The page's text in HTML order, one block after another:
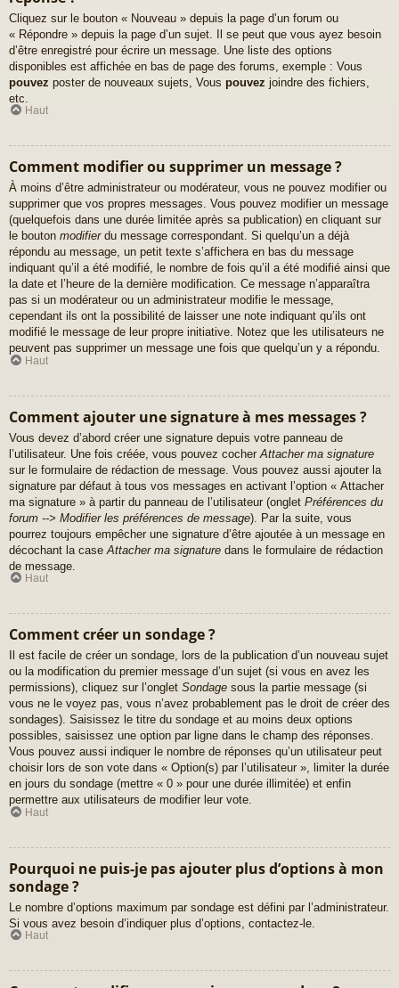
Cliquez sur le bouton « Nouveau » depuis la page d’un forum ou
« Répondre » depuis la page d’un sujet. Il se peut que vous ayez besoin
d’être enregistré pour écrire un message. Une liste des options
disponibles est affichée en bas de page des forums, exemple : Vous
pouvez poster de nouveaux sujets, Vous pouvez joindre des fichiers,
etc.
Haut
Comment modifier ou supprimer un message ?
À moins d’être administrateur ou modérateur, vous ne pouvez modifier ou
supprimer que vos propres messages. Vous pouvez modifier un message
(quelquefois dans une durée limitée après sa publication) en cliquant sur
le bouton modifierdu message correspondant. Si quelqu’un a déjà
répondu au message, un petit texte s’affichera en bas du message
indiquant qu’il a été modifié, le nombre de fois qu’il a été modifié ainsi que
la date et l’heure de la dernière modification. Ce message n’apparaîtra
pas si un modérateur ou un administrateur modifie le message,
cependant ils ont la possibilité de laisser une note indiquant qu’ils ont
modifié le message de leur propre initiative. Notez que les utilisateurs ne
peuvent pas supprimer un message une fois que quelqu’un y a répondu.
Haut
Comment ajouter une signature à mes messages ?
Vous devez d’abord créer une signature depuis votre panneau de
l’utilisateur. Une fois créée, vous pouvez cocher Attacher ma signature
sur le formulaire de rédaction de message. Vous pouvez aussi ajouter la
signature par défaut à tous vos messages en activant l’option « Attacher
ma signature » à partir du panneau de l’utilisateur (onglet Préférences du
forum --> Modifier les préférences de message). Par la suite, vous
pourrez toujours empêcher une signature d’être ajoutée à un message en
décochant la case Attacher ma signature dans le formulaire de rédaction
de message.
Haut
Comment créer un sondage ?
Il est facile de créer un sondage, lors de la publication d’un nouveau sujet
ou la modification du premier message d’un sujet (si vous en avez les
permissions), cliquez sur l’onglet Sondage sous la partie message (si
vous ne le voyez pas, vous n’avez probablement pas le droit de créer des
sondages). Saisissez le titre du sondage et au moins deux options
possibles, saisissez une option par ligne dans le champ des réponses.
Vous pouvez aussi indiquer le nombre de réponses qu’un utilisateur peut
choisir lors de son vote dans « Option(s) par l’utilisateur », limiter la durée
en jours du sondage (mettre « 0 » pour une durée illimitée) et enfin
permettre aux utilisateurs de modifier leur vote.
Haut
Pourquoi ne puis-je pas ajouter plus d’options à mon
sondage ?
Le nombre d’options maximum par sondage est défini par l’administrateur.
Si vous avez besoin d’indiquer plus d’options, contactez-le.
Haut